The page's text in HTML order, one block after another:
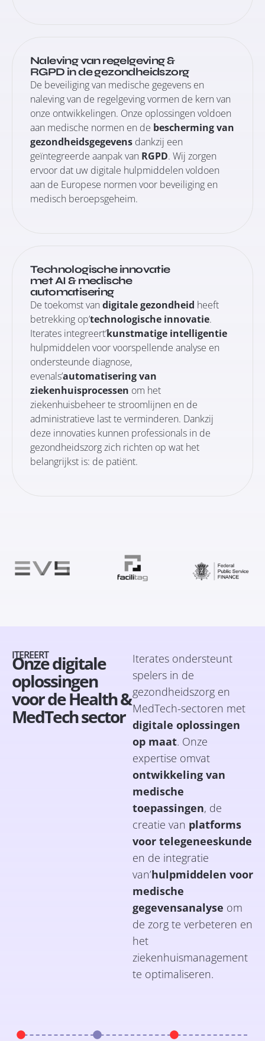
Naleving van regelgeving &
RGPD in de gezondheidszorg
De beveiliging van medische gegevens en
naleving van de regelgeving vormen de kern van
onze ontwikkelingen. Onze oplossingen voldoen
aan medische normen en de bescherming van
gezondheidsgegevens dankzij een
geïntegreerde aanpak van RGPD. Wij zorgen
ervoor dat uw digitale hulpmiddelen voldoen
aan de Europese normen voor beveiliging en
medisch beroepsgeheim.
Technologische innovatie
met AI & medische
automatisering
De toekomst van digitale gezondheid heeft
betrekking op’technologische innovatie.
Iterates integreert’kunstmatige intelligentie
hulpmiddelen voor voorspellende analyse en
ondersteunde diagnose,
evenals’automatisering van
ziekenhuisprocessen om het
ziekenhuisbeheer te stroomlijnen en de
administratieve last te verminderen. Dankzij
deze innovaties kunnen professionals in de
gezondheidszorg zich richten op wat het
belangrijkst is: de patiënt.
ITEREERT
Onze digitale
oplossingen
voor de Health &
MedTech sector
Iterates ondersteunt
spelers in de
gezondheidszorg en
MedTech-sectoren met
digitale oplossingen
op maat. Onze
expertise omvat
ontwikkeling van
medische
toepassingen, de
creatie van platforms
voor telegeneeskunde
en de integratie
van’hulpmiddelen voor
medische
gegevensanalyse om
de zorg te verbeteren en
het
ziekenhuismanagement
te optimaliseren.